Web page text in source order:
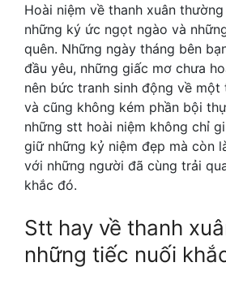
Hoài niệm về thanh xuân
những ký ức ngọt ngào và
quên. Những ngày tháng bên
đầu yêu, những giấc mơ chưa
nên bức tranh sinh động về
và cũng không kém phần bội
những stt hoài niệm không chỉ
giữ những kỷ niệm đẹp mà còn
với những người đã cùng trải
khắc đó.
Stt hay về thanh
những tiếc nuối